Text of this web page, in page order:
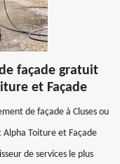
façade gratuit
et Façade
de façade à Cluses ou
Toiture et Façade
de services le plus